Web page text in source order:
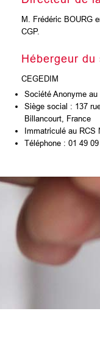
M. Frédéric BOURG
CGP.
Hébergeur du
CEGEDIM
Société Anonyme
Siège social : 137
Billancourt, France
Immatriculé au RCS
Téléphone : 01 49